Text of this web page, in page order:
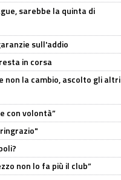
sarebbe la quinta di
sull'addio
in corsa
non la cambio, ascolto gli altri
con volontà”
non lo fa più il club”